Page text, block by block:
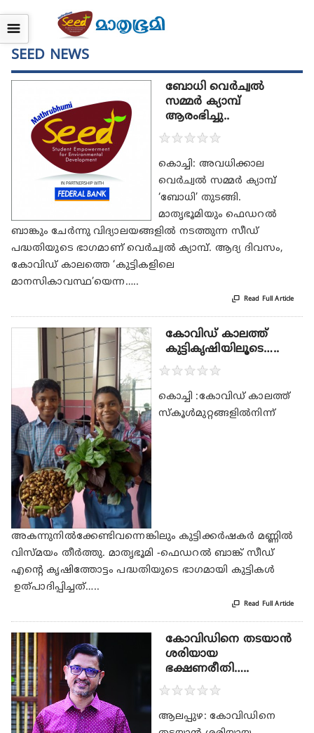
☰
SEED NEWS
ബോധി വെർച്വൽ
സമ്മർ ക്യാമ്പ്
ആരംഭിച്ചു..
★★★★★
കൊച്ചി: അവധിക്കാല
വെർച്വൽ സമ്മർ ക്യാമ്പ്
‘ബോധി’ തുടങ്ങി.
മാതൃഭൂമിയും ഫെഡറൽ
ബാങ്കും ചേർന്നു വിദ്യാലയങ്ങളിൽ നടത്തുന്ന സീഡ്
പദ്ധതിയുടെ ഭാഗമാണ് വെർച്വൽ ക്യാമ്പ്. ആദ്യ ദിവസം,
കോവിഡ് കാലത്തെ ‘കുട്ടികളിലെ
മാനസികാവസ്ഥ’യെന്ന…..
 Read Full Article
കോവിഡ് കാലത്ത്
കുട്ടികൃഷിയിലൂടെ…..
★★★★★
കൊച്ചി :കോവിഡ് കാലത്ത്
സ്‌കൂള്‍മുറ്റങ്ങളില്‍നിന്ന്
അകന്നുനില്‍ക്കേണ്ടിവന്നെങ്കിലും കുട്ടിക്കര്‍ഷകര്‍ മണ്ണില്‍
വിസ്മയം തീര്‍ത്തു. മാതൃഭൂമി -ഫെഡറൽ ബാങ്ക് സീഡ്
എന്റെ കൃഷിത്തോട്ടം പദ്ധതിയുടെ ഭാഗമായി കുട്ടികള്‍
ഉത്പാദിപ്പിച്ചത്…..
 Read Full Article
കോവിഡിനെ തടയാൻ
ശരിയായ
ഭക്ഷണരീതി…..
★★★★★
ആലപ്പുഴ: കോവിഡിനെ